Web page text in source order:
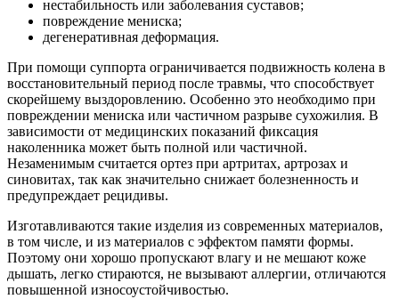
нестабильность или заболевания суставов;
повреждение мениска;
дегенеративная деформация.
При помощи суппорта ограничивается подвижность колена в
восстановительный период после травмы, что способствует
скорейшему выздоровлению. Особенно это необходимо при
повреждении мениска или частичном разрыве сухожилия. В
зависимости от медицинских показаний фиксация
наколенника может быть полной или частичной.
Незаменимым считается ортез при артритах, артрозах и
синовитах, так как значительно снижает болезненность и
предупреждает рецидивы.
Изготавливаются такие изделия из современных материалов,
в том числе, и из материалов с эффектом памяти формы.
Поэтому они хорошо пропускают влагу и не мешают коже
дышать, легко стираются, не вызывают аллергии, отличаются
повышенной износоустойчивостью.